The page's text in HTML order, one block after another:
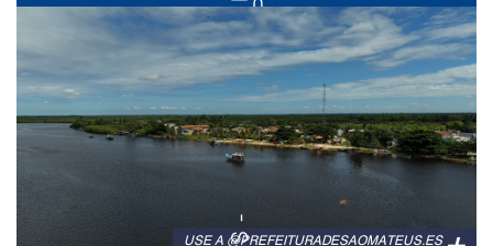
USE A @PREFEITURADESAOMATEUS.ES